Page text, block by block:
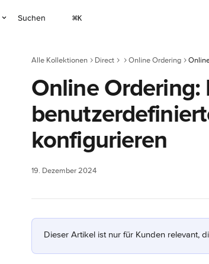
Suchen ⌘K
Alle Kollektionen Direct Online Ordering
Online Ordering:
konfigurieren
19. Dezember 2024
Dieser Artikel ist nur für Kunden relevant,